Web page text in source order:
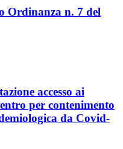
Ordinanza n. 7 del
accesso ai
per contenimento
da Covid-